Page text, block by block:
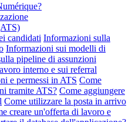
candidati Informazioni sulla
Informazioni sui modelli di
pipeline di assunzioni
interno e sui referral
e permessi in ATS Come
tramite ATS? Come aggiungere
Come utilizzare la posta in arrivo
creare un'offerta di lavoro e